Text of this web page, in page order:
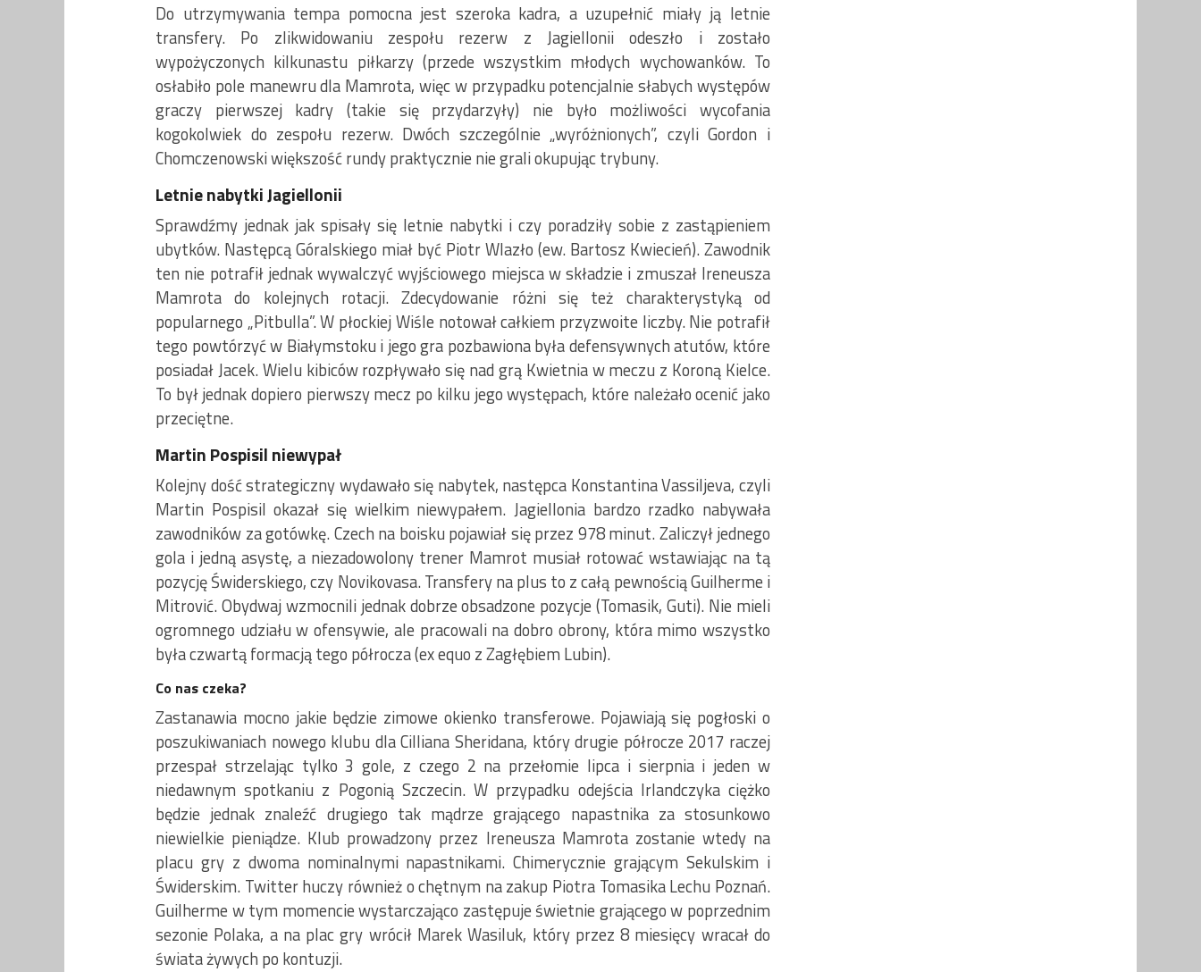
Do utrzymywania tempa pomocna jest szeroka kadra, a uzupełnić miały ją letnie
transfery. Po zlikwidowaniu zespołu rezerw z Jagiellonii odeszło i zostało
wypożyczonych kilkunastu piłkarzy (przede wszystkim młodych wychowanków. To
osłabiło pole manewru dla Mamrota, więc w przypadku potencjalnie słabych występów
graczy pierwszej kadry (takie się przydarzyły) nie było możliwości wycofania
kogokolwiek do zespołu rezerw. Dwóch szczególnie „wyróżnionych”, czyli Gordon i
Chomczenowski większość rundy praktycznie nie grali okupując trybuny.
Letnie nabytki Jagiellonii
Sprawdźmy jednak jak spisały się letnie nabytki i czy poradziły sobie z zastąpieniem
ubytków. Następcą Góralskiego miał być Piotr Wlazło (ew. Bartosz Kwiecień). Zawodnik
ten nie potrafił jednak wywalczyć wyjściowego miejsca w składzie i zmuszał Ireneusza
Mamrota do kolejnych rotacji. Zdecydowanie różni się też charakterystyką od
popularnego „Pitbulla”. W płockiej Wiśle notował całkiem przyzwoite liczby. Nie potrafił
tego powtórzyć w Białymstoku i jego gra pozbawiona była defensywnych atutów, które
posiadał Jacek. Wielu kibiców rozpływało się nad grą Kwietnia w meczu z Koroną Kielce.
To był jednak dopiero pierwszy mecz po kilku jego występach, które należało ocenić jako
przeciętne.
Martin Pospisil niewypał
Kolejny dość strategiczny wydawało się nabytek, następca Konstantina Vassiljeva, czyli
Martin Pospisil okazał się wielkim niewypałem. Jagiellonia bardzo rzadko nabywała
zawodników za gotówkę. Czech na boisku pojawiał się przez 978 minut. Zaliczył jednego
gola i jedną asystę, a niezadowolony trener Mamrot musiał rotować wstawiając na tą
pozycję Świderskiego, czy Novikovasa. Transfery na plus to z całą pewnością Guilherme i
Mitrović. Obydwaj wzmocnili jednak dobrze obsadzone pozycje (Tomasik, Guti). Nie mieli
ogromnego udziału w ofensywie, ale pracowali na dobro obrony, która mimo wszystko
była czwartą formacją tego półrocza (ex equo z Zagłębiem Lubin).
Co nas czeka?
Zastanawia mocno jakie będzie zimowe okienko transferowe. Pojawiają się pogłoski o
poszukiwaniach nowego klubu dla Cilliana Sheridana, który drugie półrocze 2017 raczej
przespał strzelając tylko 3 gole, z czego 2 na przełomie lipca i sierpnia i jeden w
niedawnym spotkaniu z Pogonią Szczecin. W przypadku odejścia Irlandczyka ciężko
będzie jednak znaleźć drugiego tak mądrze grającego napastnika za stosunkowo
niewielkie pieniądze. Klub prowadzony przez Ireneusza Mamrota zostanie wtedy na
placu gry z dwoma nominalnymi napastnikami. Chimerycznie grającym Sekulskim i
Świderskim. Twitter huczy również o chętnym na zakup Piotra Tomasika Lechu Poznań.
Guilherme w tym momencie wystarczająco zastępuje świetnie grającego w poprzednim
sezonie Polaka, a na plac gry wrócił Marek Wasiluk, który przez 8 miesięcy wracał do
świata żywych po kontuzji.